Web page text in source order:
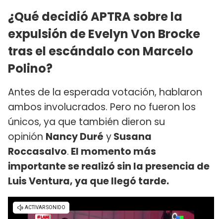
¿Qué decidió APTRA sobre la
expulsión de Evelyn Von Brocke
tras el escándalo con Marcelo
Polino?
Antes de la esperada votación, hablaron
ambos involucrados. Pero no fueron los
únicos, ya que también dieron su
opinión Nancy Duré ySusana
Roccasalvo. El momento más
importante se realizó sin la presencia de
Luis Ventura, ya que llegó tarde.